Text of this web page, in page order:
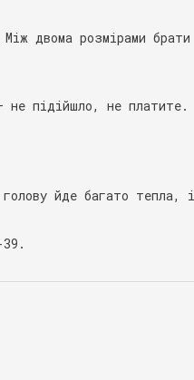
двома розмірами
не підійшло, не платите.
йде багато тепла,